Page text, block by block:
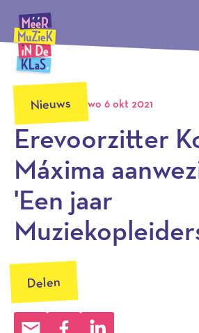
Méér Muziek in de Klas, terug naar de
Nieuws wo 6 okt 2021
Erevoorzitter
Máxima
'Een jaar
Delen